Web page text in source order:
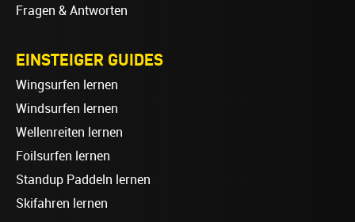
Fragen & Antworten
EINSTEIGER GUIDES
Wingsurfen lernen
Windsurfen lernen
Wellenreiten lernen
Foilsurfen lernen
Standup Paddeln lernen
Skifahren lernen